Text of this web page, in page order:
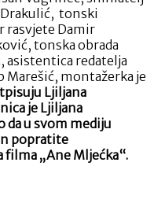
tonski
rasvjete Damir
tonska obrada
asistentica redatelja
montažerka je
Ljiljana
je Ljiljana
da u svom mediju
popratite
„Ane Mljećka“.